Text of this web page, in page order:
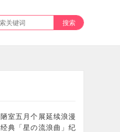
陋室五月个展延续浪漫
经典「星の流浪曲」纪